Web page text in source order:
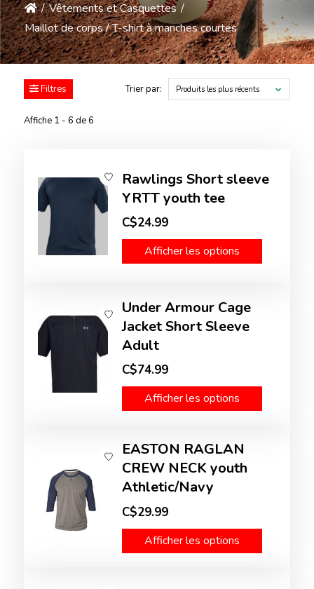
/ Vêtements et Casquettes /
Maillot de corps / T-shirt à manches courtes
Filtres
Affiche 1 - 6 de 6
Trier par: Produits les plus récents
Rawlings Short sleeve
YRTT youth tee
C$24.99
Afficher les options
Under Armour Cage
Jacket Short Sleeve
Adult
C$74.99
Afficher les options
EASTON RAGLAN
CREW NECK youth
Athletic/Navy
C$29.99
Afficher les options